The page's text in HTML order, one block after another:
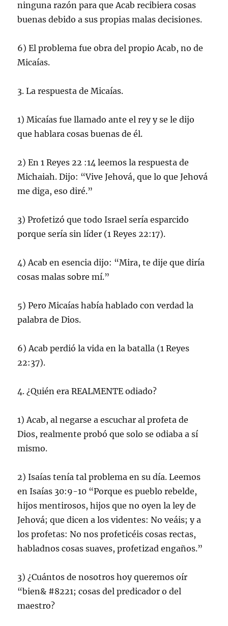
ninguna razón para que Acab recibiera cosas
buenas debido a sus propias malas decisiones.
6) El problema fue obra del propio Acab, no de
Micaías.
3. La respuesta de Micaías.
1) Micaías fue llamado ante el rey y se le dijo
que hablara cosas buenas de él.
2) En 1 Reyes 22 :14 leemos la respuesta de
Michaiah. Dijo: “Vive Jehová, que lo que Jehová
me diga, eso diré.”
3) Profetizó que todo Israel sería esparcido
porque sería sin líder (1 Reyes 22:17).
4) Acab en esencia dijo: “Mira, te dije que diría
cosas malas sobre mí.”
5) Pero Micaías había hablado con verdad la
palabra de Dios.
6) Acab perdió la vida en la batalla (1 Reyes
22:37).
4. ¿Quién era REALMENTE odiado?
1) Acab, al negarse a escuchar al profeta de
Dios, realmente probó que solo se odiaba a sí
mismo.
2) Isaías tenía tal problema en su día. Leemos
en Isaías 30:9-10 “Porque es pueblo rebelde,
hijos mentirosos, hijos que no oyen la ley de
Jehová; que dicen a los videntes: No veáis; y a
los profetas: No nos profeticéis cosas rectas,
habladnos cosas suaves, profetizad engaños.”
3) ¿Cuántos de nosotros hoy queremos oír
“bien& #8221; cosas del predicador o del
maestro?